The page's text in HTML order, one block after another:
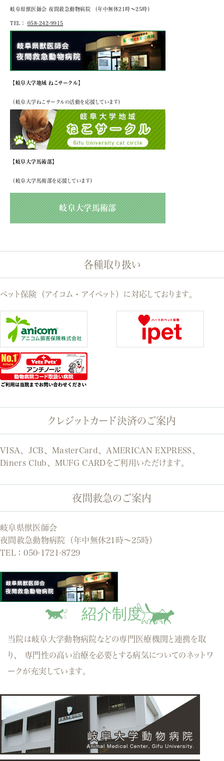
岐阜県獣医師会 夜間救急動物病院 （年中無休21時～25時）
TEL： 058-242-9915
【岐阜大学地域 ねこサークル】
（岐阜大学ねこサークルの活動を応援しています）
【岐阜大学馬術部】
（岐阜大学馬術部を応援しています）
岐阜大学馬術部
各種取り扱い
ペット保険（アイコム・アイペット）に対応しております。
クレジットカード決済のご案内
VISA、JCB、MasterCard、AMERICAN EXPRESS、
Diners Club、MUFG CARDをご利用いただけます。
夜間救急のご案内
岐阜県獣医師会
夜間救急動物病院（年中無休21時～25時）
TEL：050-1721-8729
紹介制度
当院は岐阜大学動物病院などの専門医療機関と連携を取
り、
専門性の高い治療を必要とする病気についてのネットワ
ークが充実しています。